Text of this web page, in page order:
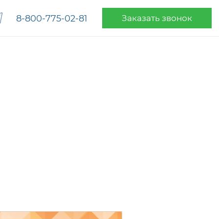
8-800-775-02-81 Заказать звонок